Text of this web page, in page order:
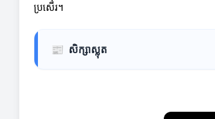
ប្រសើរ។
📰 សិក្សាស្លុត